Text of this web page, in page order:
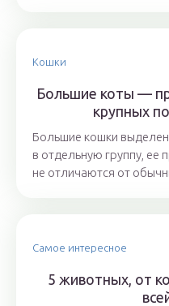
Кошки
Большие коты —
крупных
Большие кошки
в отдельную группу, ее
не отличаются от
Самое интересное
5 животных, от